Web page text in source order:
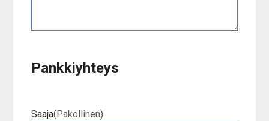
Pankkiyhteys
Saaja(Pakollinen)